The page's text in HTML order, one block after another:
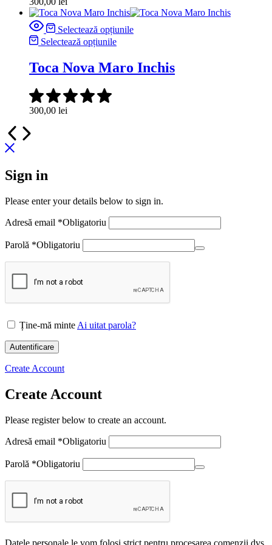
Selectează opțiunile
Selectează opțiunile
Toca Nova Maro Inchis
300,00 lei
Sign in
Please enter your details below to sign in.
Adresă email *Obligatoriu
Parolă *Obligatoriu
Ține-mă minte Ai uitat parola?
Autentificare
Create Account
Create Account
Please register below to create an account.
Adresă email *Obligatoriu
Parolă *Obligatoriu
Datele personale le vom folosi strict pentru procesarea comenzii dvs